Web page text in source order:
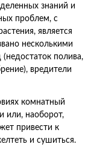
знаний и
проблем, с
является
несколькими
полива,
вредители
комнатный
или, наоборот,
привести к
и сушиться.